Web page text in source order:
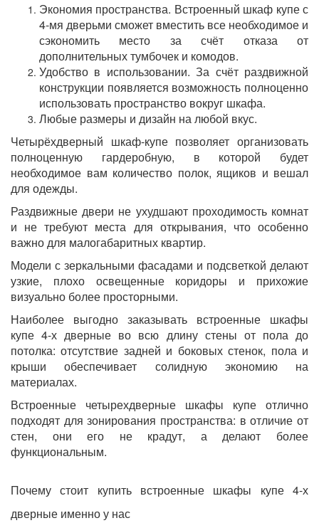
Экономия пространства. Встроенный шкаф купе с
4-мя дверьми сможет вместить все необходимое и
сэкономить место за счёт отказа от
дополнительных тумбочек и комодов.
Удобство в использовании. За счёт раздвижной
конструкции появляется возможность полноценно
использовать пространство вокруг шкафа.
Любые размеры и дизайн на любой вкус.
Четырёхдверный шкаф-купе позволяет организовать
полноценную гардеробную, в которой будет
необходимое вам количество полок, ящиков и вешал
для одежды.
Раздвижные двери не ухудшают проходимость комнат
и не требуют места для открывания, что особенно
важно для малогабаритных квартир.
Модели с зеркальными фасадами и подсветкой делают
узкие, плохо освещенные коридоры и прихожие
визуально более просторными.
Наиболее выгодно заказывать встроенные шкафы
купе 4-х дверные во всю длину стены от пола до
потолка: отсутствие задней и боковых стенок, пола и
крыши обеспечивает солидную экономию на
материалах.
Встроенные четырехдверные шкафы купе отлично
подходят для зонирования пространства: в отличие от
стен, они его не крадут, а делают более
функциональным.
Почему стоит купить встроенные шкафы купе 4-х
дверные именно у нас